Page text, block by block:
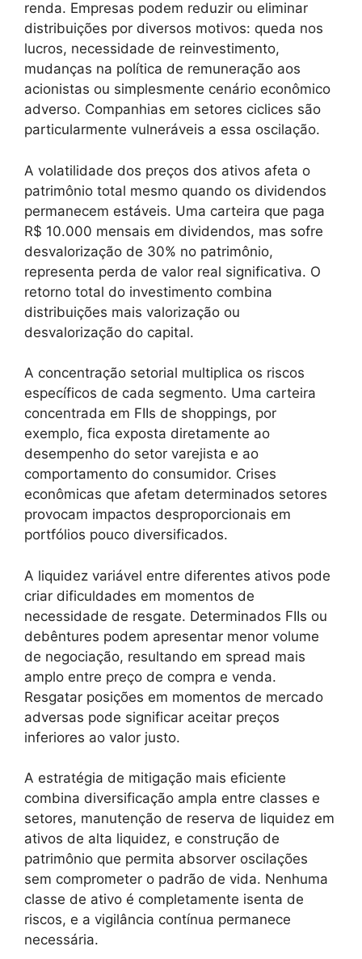
renda. Empresas podem reduzir ou eliminar
distribuições por diversos motivos: queda nos
lucros, necessidade de reinvestimento,
mudanças na política de remuneração aos
acionistas ou simplesmente cenário econômico
adverso. Companhias em setores ciclices são
particularmente vulneráveis a essa oscilação.
A volatilidade dos preços dos ativos afeta o
patrimônio total mesmo quando os dividendos
permanecem estáveis. Uma carteira que paga
R$ 10.000 mensais em dividendos, mas sofre
desvalorização de 30% no patrimônio,
representa perda de valor real significativa. O
retorno total do investimento combina
distribuições mais valorização ou
desvalorização do capital.
A concentração setorial multiplica os riscos
específicos de cada segmento. Uma carteira
concentrada em FIIs de shoppings, por
exemplo, fica exposta diretamente ao
desempenho do setor varejista e ao
comportamento do consumidor. Crises
econômicas que afetam determinados setores
provocam impactos desproporcionais em
portfólios pouco diversificados.
A liquidez variável entre diferentes ativos pode
criar dificuldades em momentos de
necessidade de resgate. Determinados FIIs ou
debêntures podem apresentar menor volume
de negociação, resultando em spread mais
amplo entre preço de compra e venda.
Resgatar posições em momentos de mercado
adversas pode significar aceitar preços
inferiores ao valor justo.
A estratégia de mitigação mais eficiente
combina diversificação ampla entre classes e
setores, manutenção de reserva de liquidez em
ativos de alta liquidez, e construção de
patrimônio que permita absorver oscilações
sem comprometer o padrão de vida. Nenhuma
classe de ativo é completamente isenta de
riscos, e a vigilância contínua permanece
necessária.